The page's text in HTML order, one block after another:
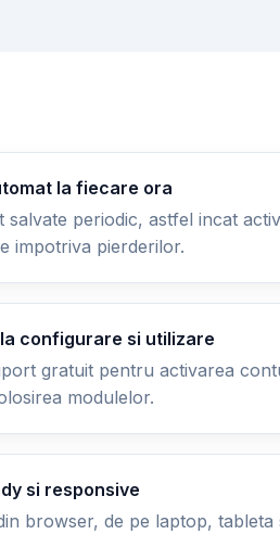
la fiecare ora
salvate periodic, astfel incat
impotriva pierderilor.
configurare si utilizare
gratuit pentru activarea
modulelor.
si responsive
browser, de pe laptop,